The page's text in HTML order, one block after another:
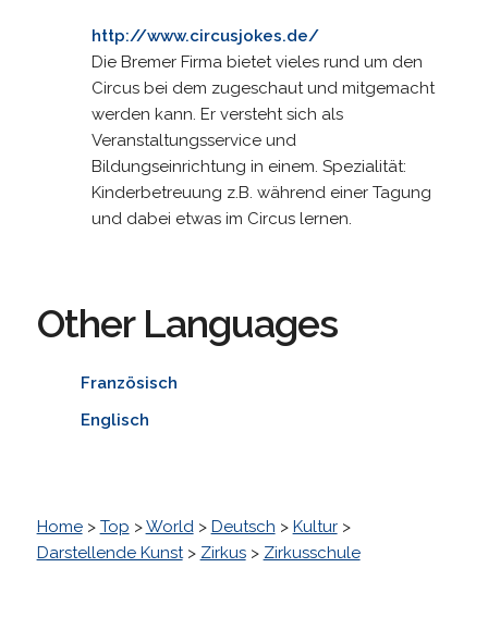
http://www.circusjokes.de/
Die Bremer Firma bietet vieles rund um den
Circus bei dem zugeschaut und mitgemacht
werden kann. Er versteht sich als
Veranstaltungsservice und
Bildungseinrichtung in einem. Spezialität:
Kinderbetreuung z.B. während einer Tagung
und dabei etwas im Circus lernen.
Other Languages
Französisch
Englisch
Home> Top >World> Deutsch > Kultur>
Darstellende Kunst> Zirkus> Zirkusschule